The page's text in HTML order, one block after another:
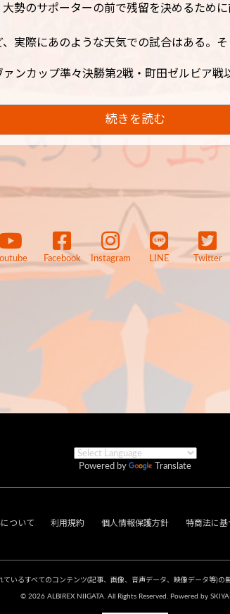
勢のサポーターの前で残留を決めるために
実際にあのような天気での試合はある。
ンカップ準々決勝第2戦・町田ゼルビア
続きを読む
Facebook Instagram LINE Twitter
Powered by Translate
ついて 利用規約 個人情報保護方針 特商法に基
ているすべてのコンテンツ(記事、画像、音声データ、映像データ等)の
© 2026 ALBIREX NIIGATA. All Rights Reserved. Powered by